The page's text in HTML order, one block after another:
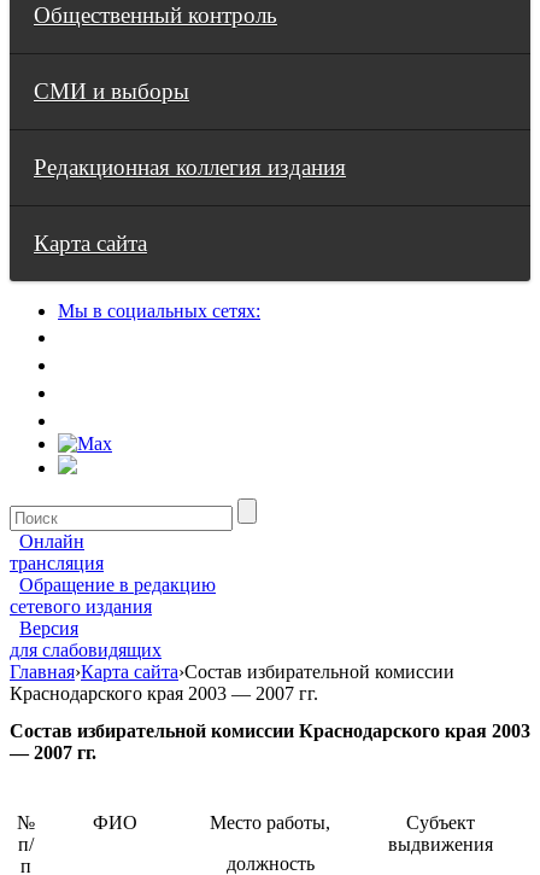
Общественный контроль
СМИ и выборы
Редакционная коллегия издания
Карта сайта
Мы в социальных сетях:
Онлайн
трансляция
Обращение в редакцию
сетевого издания
Версия
для слабовидящих
Главная›Карта сайта›Состав избирательной комиссии
Краснодарского края 2003 — 2007 гг.
Состав избирательной комиссии Краснодарского края 2003
— 2007 гг.
№
п/
п
ФИО
Место работы,
должность
Субъект
выдвижения